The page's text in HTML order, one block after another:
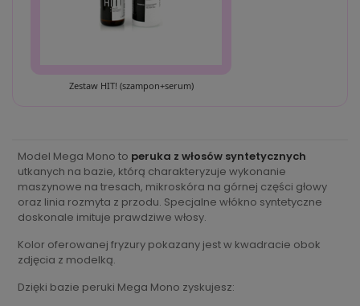
Zestaw HIT! (szampon+serum)
Model Mega Mono to peruka z włosów syntetycznych
utkanych na bazie, którą charakteryzuje wykonanie
maszynowe na tresach, mikroskóra na górnej części głowy
oraz linia rozmyta z przodu. Specjalne włókno syntetyczne
doskonale imituje prawdziwe włosy.
Kolor oferowanej fryzury pokazany jest w kwadracie obok
zdjęcia z modelką.
Dzięki bazie peruki Mega Mono zyskujesz: